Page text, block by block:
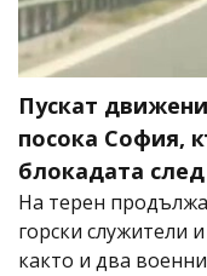
Пускат
посока София,
блокадата след
На терен
горски служители
както и два